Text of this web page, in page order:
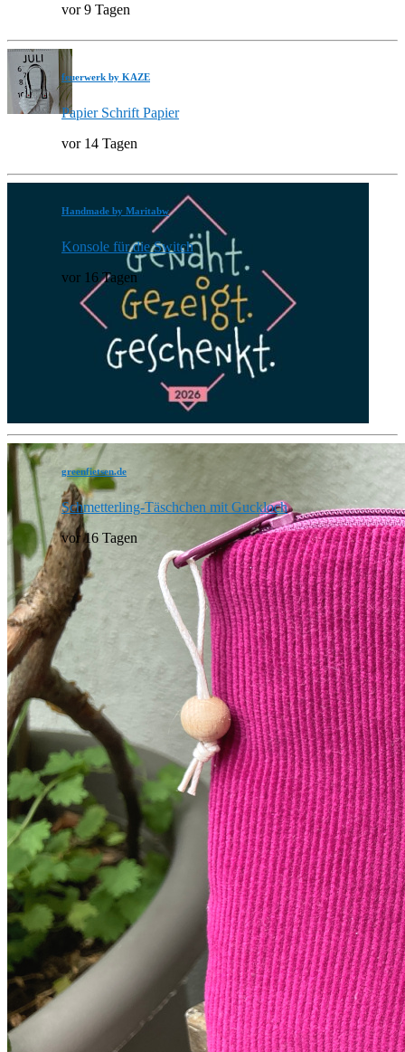
vor 9 Tagen
feuerwerk by KAZE
Papier Schrift Papier
vor 14 Tagen
Handmade by Maritabw
Konsole für die Switch
vor 16 Tagen
greenfietsen.de
Schmetterling-Täschchen mit Guckloch
vor 16 Tagen